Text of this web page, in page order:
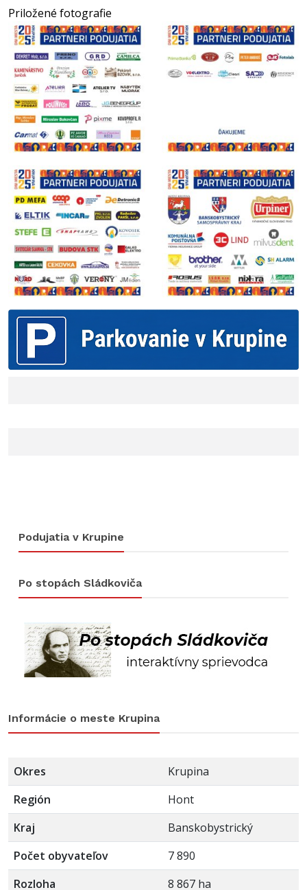
Priložené fotografie
Podujatia v Krupine
Po stopách Sládkoviča
Informácie o meste Krupina
Okres
Krupina
Región
Hont
Kraj
Banskobystrický
Počet obyvateľov
7 890
Rozloha
8 867 ha